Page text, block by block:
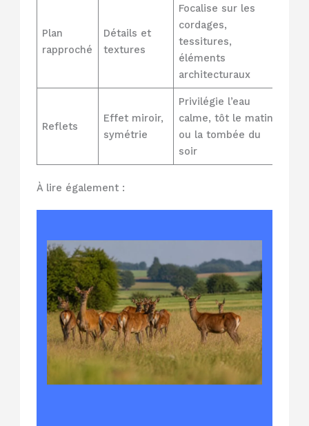
Plan
rapproché
Détails et
textures
Focalise sur les
cordages,
tessitures,
éléments
architecturaux
Reflets
Effet miroir,
symétrie
Privilégie l’eau
calme, tôt le matin
ou la tombée du
soir
À lire également :